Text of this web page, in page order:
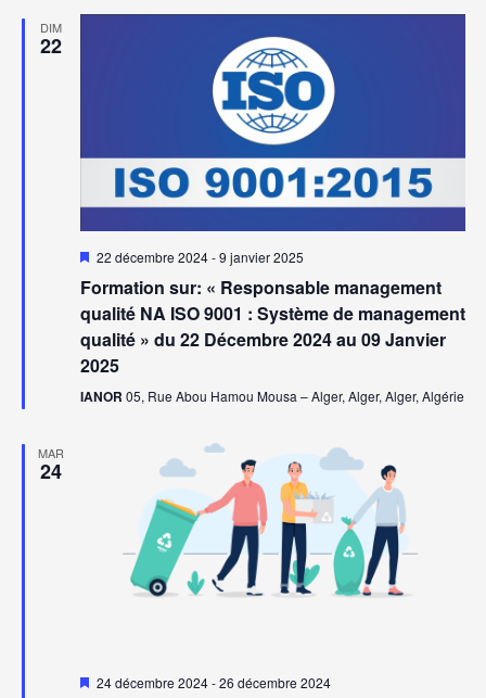
DIM
22
Mis
avant
22 décembre 2024-9 janvier 2025
Formation sur: « Responsable management
qualité NA ISO 9001 : Système de management
qualité » du 22 Décembre 2024 au 09 Janvier
2025
IANOR 05, Rue Abou Hamou Mousa – Alger, Alger, Alger, Algérie
MAR
24
Mis
24 décembre 2024-26 décembre 2024